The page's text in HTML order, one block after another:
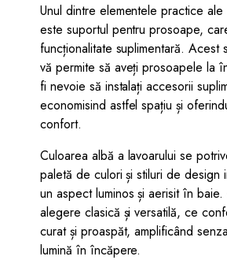
Unul dintre elementele practice
este suportul pentru prosoape,
funcționalitate suplimentară. Acest
vă permite să aveți prosoapele la
fi nevoie să instalați accesorii
economisind astfel spațiu și
confort.
Culoarea albă a lavoarului se
paletă de culori și stiluri de design
un aspect luminos și aerisit în
alegere clasică și versatilă, ce
curat și proaspăt, amplificând
lumină în încăpere.